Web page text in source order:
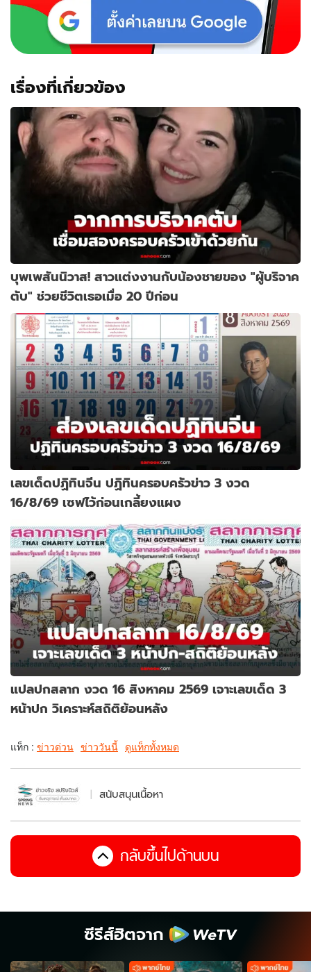
เรื่องที่เกี่ยวข้อง
บุพเพสันนิวาส! สาวแต่งงานกับน้องชายของ "ผู้บริจาค
ตับ" ช่วยชีวิตเธอเมื่อ 20 ปีก่อน
เลขเด็ดปฏิทินจีน ปฏิทินครอบครัวข่าว 3 งวด
16/8/69 เซฟไว้ก่อนเกลี้ยงแผง
แปลปกสลาก งวด 16 สิงหาคม 2569 เจาะเลขเด็ด 3
หน้าปก วิเคราะห์สถิติย้อนหลัง
แท็ก : ข่าวด่วน ข่าววันนี้ ดูแท็กทั้งหมด
สนับสนุนเนื้อหา
กลับขึ้นไปด้านบน
ซีรีส์ฮิตจาก